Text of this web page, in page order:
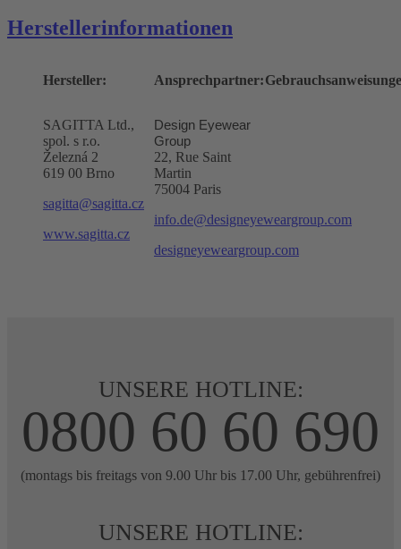
Herstellerinformationen
Hersteller:
SAGITTA Ltd.,
spol. s r.o.
Železná 2
619 00 Brno
sagitta@sagitta.cz
www.sagitta.cz
Ansprechpartner:
Design Eyewear
Group
22, Rue Saint
Martin
75004 Paris
info.de@designeyeweargroup.com
designeyeweargroup.com
UNSERE HOTLINE:
0800 60 60 690
(montags bis freitags von 9.00 Uhr bis 17.00 Uhr, gebührenfrei)
UNSERE HOTLINE: